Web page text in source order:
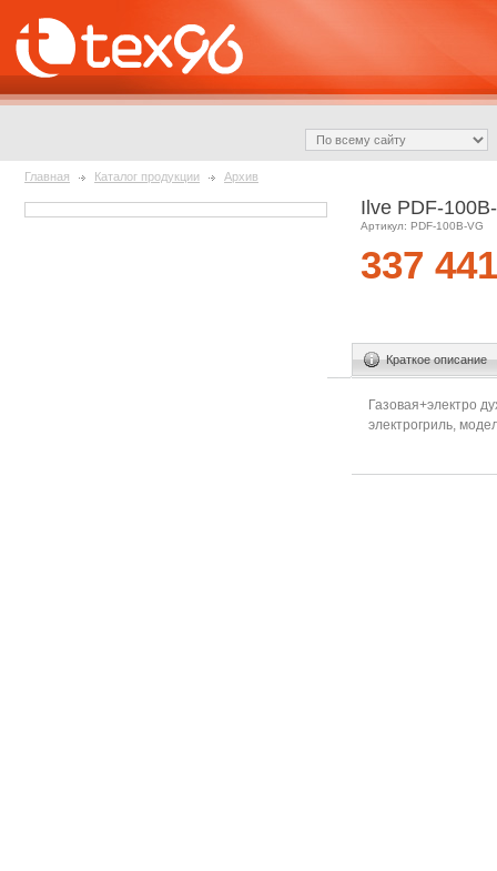
Главная Каталог продукции Архив
Ilve PDF-
Артикул: PDF-100B-VG
337 441
Краткое описание
Газовая+электро
электрогриль,